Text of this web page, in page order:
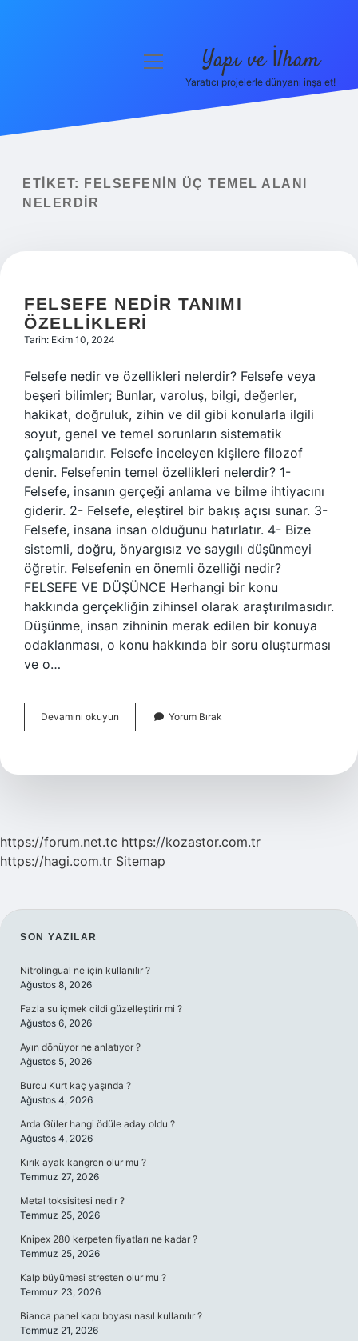
Yasal Uyarı
menüyü
Yapı ve İlham
Yaratıcı projelerle dünyanı inşa et!
ETIKET:
FELSEFENIN ÜÇ TEMEL ALANI
NELERDIR
FELSEFE NEDIR TANIMI
ÖZELLIKLERI
Tarih: Ekim 10, 2024
Felsefe nedir ve özellikleri nelerdir? Felsefe veya
beşeri bilimler; Bunlar, varoluş, bilgi, değerler,
hakikat, doğruluk, zihin ve dil gibi konularla ilgili
soyut, genel ve temel sorunların sistematik
çalışmalarıdır. Felsefe inceleyen kişilere filozof
denir. Felsefenin temel özellikleri nelerdir? 1-
Felsefe, insanın gerçeği anlama ve bilme ihtiyacını
giderir. 2- Felsefe, eleştirel bir bakış açısı sunar. 3-
Felsefe, insana insan olduğunu hatırlatır. 4- Bize
sistemli, doğru, önyargısız ve saygılı düşünmeyi
öğretir. Felsefenin en önemli özelliği nedir?
FELSEFE VE DÜŞÜNCE Herhangi bir konu
hakkında gerçekliğin zihinsel olarak araştırılmasıdır.
Düşünme, insan zihninin merak edilen bir konuya
odaklanması, o konu hakkında bir soru oluşturması
ve o…
Devamını okuyun
Nedir
Yorum Bırak
https://forum.net.tc https://kozastor.com.tr
https://hagi.com.tr Sitemap
SIDEBAR
SON YAZILAR
Nitrolingual ne için kullanılır ?
Ağustos 8, 2026
Fazla su içmek cildi güzelleştirir mi ?
Ağustos 6, 2026
Ayın dönüyor ne anlatıyor ?
Ağustos 5, 2026
Burcu Kurt kaç yaşında ?
Ağustos 4, 2026
Arda Güler hangi ödüle aday oldu ?
Ağustos 4, 2026
Kırık ayak kangren olur mu ?
Temmuz 27, 2026
Metal toksisitesi nedir ?
Temmuz 25, 2026
Knipex 280 kerpeten fiyatları ne kadar ?
Temmuz 25, 2026
Kalp büyümesi stresten olur mu ?
Temmuz 23, 2026
Bianca panel kapı boyası nasıl kullanılır ?
Temmuz 21, 2026